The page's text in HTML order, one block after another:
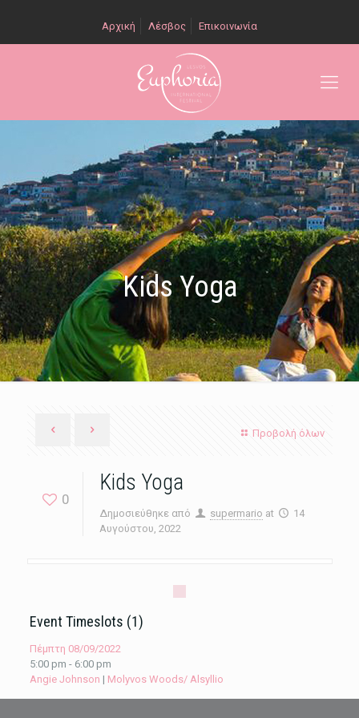
Αρχική Λέσβος Επικοινωνία
Kids Yoga
Προβολή όλων
0
Kids Yoga
Δημοσιεύθηκε από supermario at
14
Αυγούστου, 2022
Event Timeslots (1)
Πέμπτη 08/09/2022
5:00 pm - 6:00 pm
Angie Johnson | Molyvos Woods/ Alsyllio